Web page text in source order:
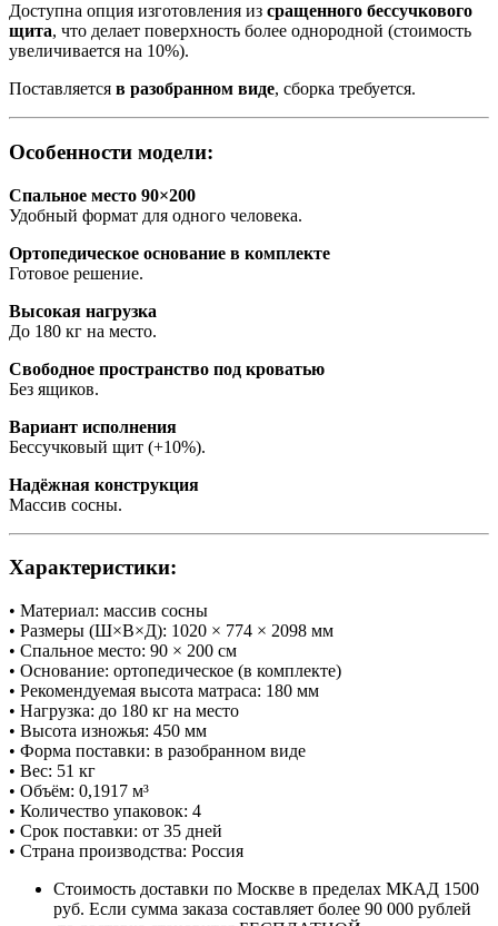
Доступна опция изготовления из сращенного бессучкового
щита, что делает поверхность более однородной (стоимость
увеличивается на 10%).
Поставляется в разобранном виде, сборка требуется.
Особенности модели:
Спальное место 90×200
Удобный формат для одного человека.
Ортопедическое основание в комплекте
Готовое решение.
Высокая нагрузка
До 180 кг на место.
Свободное пространство под кроватью
Без ящиков.
Вариант исполнения
Бессучковый щит (+10%).
Надёжная конструкция
Массив сосны.
Характеристики:
• Материал: массив сосны
• Размеры (Ш×В×Д): 1020 × 774 × 2098 мм
• Спальное место: 90 × 200 см
• Основание: ортопедическое (в комплекте)
• Рекомендуемая высота матраса: 180 мм
• Нагрузка: до 180 кг на место
• Высота изножья: 450 мм
• Форма поставки: в разобранном виде
• Вес: 51 кг
• Объём: 0,1917 м³
• Количество упаковок: 4
• Срок поставки: от 35 дней
• Страна производства: Россия
Стоимость доставки по Москве в пределах МКАД 1500
руб. Если сумма заказа составляет более 90 000 рублей